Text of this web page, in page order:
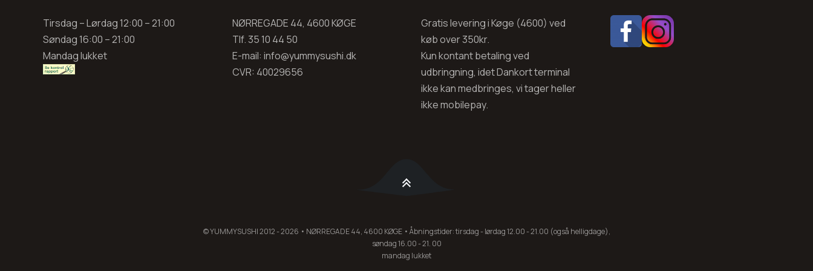
Tirsdag – Lørdag 12:00 – 21:00
Søndag 16:00 – 21:00
Mandag lukket
NØRREGADE 44, 4600 KØGE
Tlf. 35 10 44 50
E-mail: info@yummysushi.dk
CVR: 40029656
Gratis levering i Køge (4600) ved
køb over 350kr.
Kun kontant betaling ved
udbringning, idet Dankort terminal
ikke kan medbringes, vi tager heller
ikke mobilepay.
© YUMMYSUSHI 2012 - 2026 • NØRREGADE 44, 4600 KØGE • Åbningstider: tirsdag - lørdag 12.00 - 21.00 (også helligdage),
søndag 16.00 - 21. 00
mandag lukket